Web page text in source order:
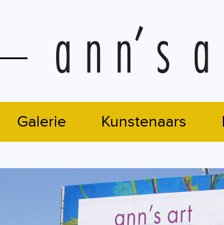
Galerie Kunstenaars